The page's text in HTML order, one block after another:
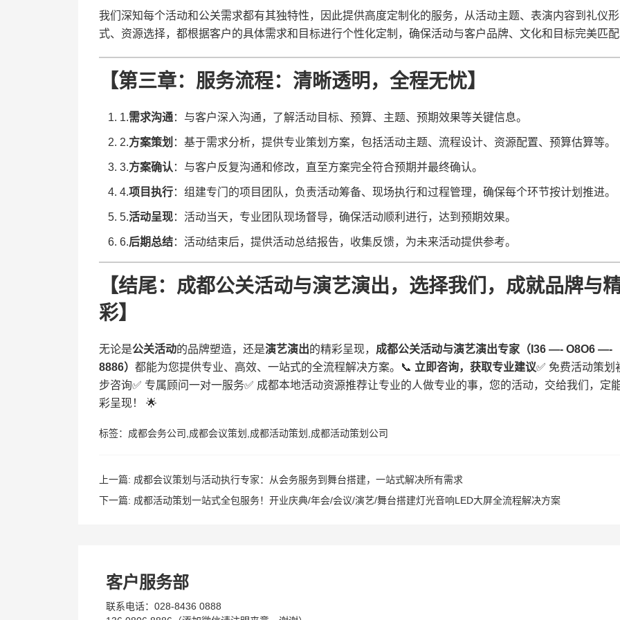
我们深知每个活动和公关需求都有其独特性，因此提供高度定制化的服务，从活动主题、表演内容到礼仪形
式、资源选择，都根据客户的具体需求和目标进行个性化定制，确保活动与客户品牌、文化和目标完美匹
【第三章：服务流程：清晰透明，全程无忧】
1.​​需求沟通​​：与客户深入沟通，了解活动目标、预算、主题、预期效果等关键信息。
2.​​方案策划​ ​：基于需求分析，提供专业策划方案，包括活动主题、流程设计、资源配置、预算估算等。
3.​​方案确认​ ​：与客户反复沟通和修改，直至方案完全符合预期并最终确认。
4.​​项目执行​​：组建专门的项目团队，负责活动筹备、现场执行和过程管理，确保每个环节按计划推进。
5.​​活动呈现​​：活动当天，专业团队现场督导，确保活动顺利进行，达到预期效果。
6.​​后期总结​​：活动结束后，提供活动总结报告，收集反馈，为未来活动提供参考。
【结尾：成都公关活动与演艺演出，选择我们，成就品牌与
彩】
无论是​​公关活动​​的品牌塑造，还是​​演艺演出​​的精彩呈现，​ ​成都公关活动与演艺演出专家（I36 —- O8O6 —-
8886）​ ​都能为您提供专业、高效、一站式的全流程解决方案。📞 ​ ​立即咨询，获取专业建议​​✅ 免费活动策划
步咨询✅ 专属顾问一对一服务✅ 成都本地活动资源推荐让专业的人做专业的事，您的活动，交给我们，定
彩呈现！ 🌟
标签： 成都会务公司 成都会议策划 成都活动策划 成都活动策划公司
上一篇: 成都会议策划与活动执行专家：从会务服务到舞台搭建，一站式解决所有需求
下一篇: 成都活动策划一站式全包服务！开业庆典/年会/会议/演艺/舞台搭建灯光音响LED大屏全流程解决方案
客户服务部
联系电话：028-8436 0888